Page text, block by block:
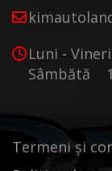
Luni -
Sâmbătă
Termeni și